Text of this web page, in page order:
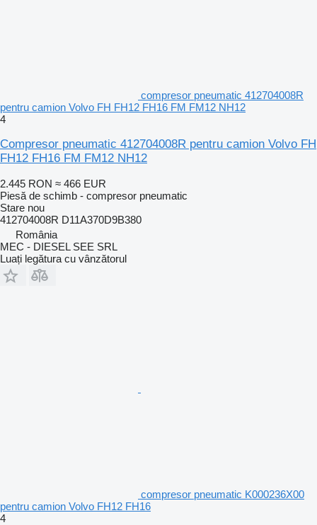
compresor pneumatic 412704008R
pentru camion Volvo FH FH12 FH16 FM FM12 NH12
4
Compresor pneumatic 412704008R pentru camion Volvo FH
FH12 FH16 FM FM12 NH12
2.445 RON ≈ 466 EUR
Piesă de schimb - compresor pneumatic
Stare nou
412704008R D11A370D9B380
România
MEC - DIESEL SEE SRL
Luați legătura cu vânzătorul
compresor pneumatic K000236X00
pentru camion Volvo FH12 FH16
4